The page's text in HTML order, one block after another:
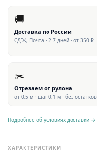
🚚
Доставка по России
СДЭК, Почта · 2-7 дней · от 350 ₽
✂️
Отрезаем от рулона
от 0,5 м · шаг 0,1 м · без остатков
Подробнее об условиях доставки →
ХАРАКТЕРИСТИКИ